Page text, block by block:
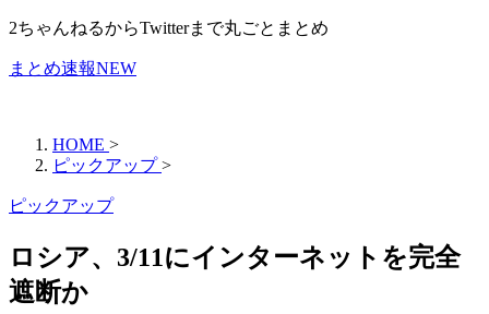
2ちゃんねるからTwitterまで丸ごとまとめ
まとめ速報NEW
HOME >
ピックアップ >
ピックアップ
ロシア、3/11にインターネットを完全
遮断か